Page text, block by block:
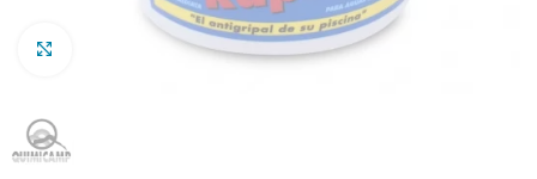
Clic para ampliar